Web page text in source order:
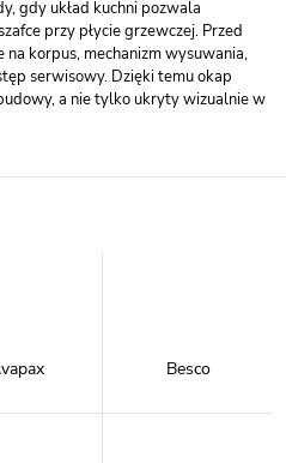
gdy układ kuchni pozwala
przy płycie grzewczej. Przed
korpus, mechanizm wysuwania,
serwisowy. Dzięki temu okap
a nie tylko ukryty wizualnie w
Besco